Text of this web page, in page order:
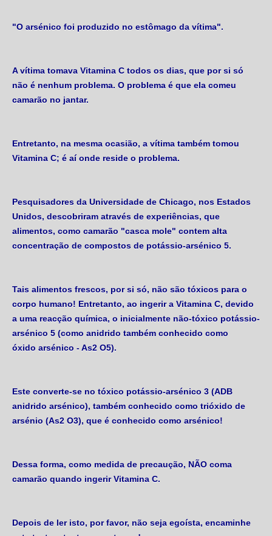
"O arsénico foi produzido no estômago da vítima".
A vítima tomava Vitamina C todos os dias, que por si só
não é nenhum problema. O problema é que ela comeu
camarão no jantar.
Entretanto, na mesma ocasião, a vítima também tomou
Vitamina C; é aí onde reside o problema.
Pesquisadores da Universidade de Chicago, nos Estados
Unidos, descobriram através de experiências, que
alimentos, como camarão "casca mole" contem alta
concentração de compostos de potássio-arsénico 5.
Tais alimentos frescos, por si só, não são tóxicos para o
corpo humano! Entretanto, ao ingerir a Vitamina C, devido
a uma reacção química, o inicialmente não-tóxico potássio-
arsénico 5 (como anidrido também conhecido como
óxido arsénico - As2 O5).
Este converte-se no tóxico potássio-arsénico 3 (ADB
anidrido arsénico), também conhecido como trióxido de
arsénio (As2 O3), que é conhecido como arsénico!
Dessa forma, como medida de precaução, NÃO coma
camarão quando ingerir Vitamina C.
Depois de ler isto, por favor, não seja egoísta, encaminhe